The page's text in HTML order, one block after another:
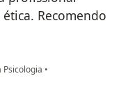
Recomendo
Psicologia •